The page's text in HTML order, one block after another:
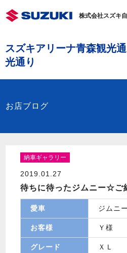
株式会社スズキ
スズキアリーナ青森観光
光通り
お店ブログ
納車ギャラリー
2019.01.27
待ちに待ったジムニー☆ご
愛車 ジムニー
お客様 Ｙ様
グレード ＸＬ